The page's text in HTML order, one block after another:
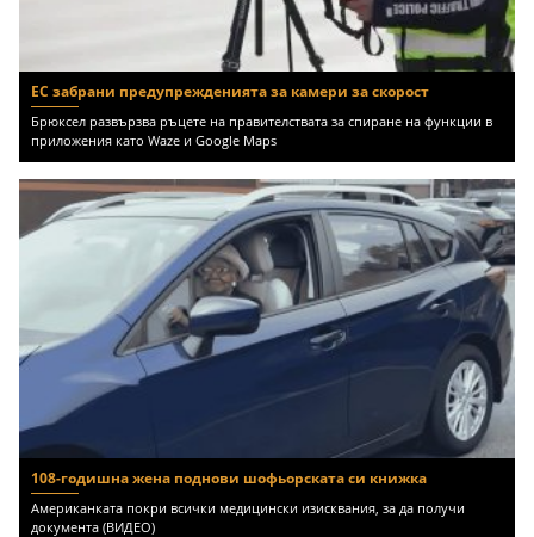
ЕС забрани предупрежденията за камери за скорост
Брюксел развързва ръцете на правителствата за спиране на функции в
приложения като Waze и Google Maps
108-годишна жена поднови шофьорската си книжка
Американката покри всички медицински изисквания, за да получи
документа (ВИДЕО)